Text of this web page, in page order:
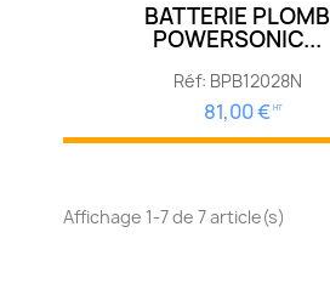
BATTERIE PLOMB
POWERSONIC...
Réf: BPB12028N
81,00 € HT
Affichage 1-7 de 7 article(s)